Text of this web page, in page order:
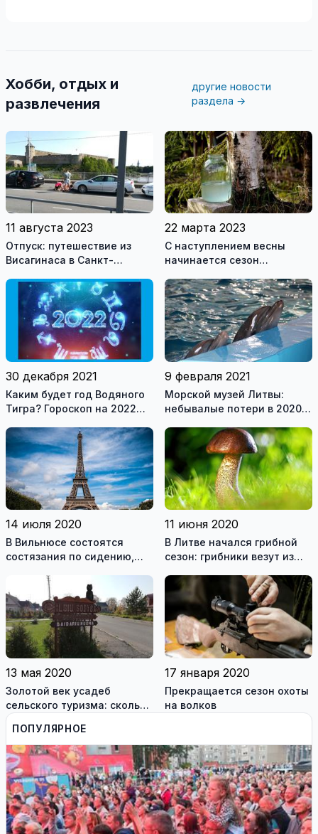
Хобби, отдых и
развлечения
другие новости
раздела →
11 августа 2023
Отпуск: путешествие из
Висагинаса в Санкт-
границы
22 марта 2023
С наступлением весны
начинается сезон
сока
30 декабря 2021
Каким будет год Водяного
Тигра? Гороскоп на 2022
зодиака
9 февраля 2021
Морской музей Литвы:
небывалые потери в 2020
планы на будущее
14 июля 2020
В Вильнюсе состоятся
состязания по сидению,
11 июня 2020
В Литве начался грибной
сезон: грибники везут из
13 мая 2020
Золотой век усадеб
сельского туризма: сколько
стоит отдых в литовской
деревне
17 января 2020
Прекращается сезон охоты
на волков
ПОПУЛЯРНОЕ